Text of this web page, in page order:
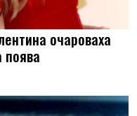
очароваха
поява